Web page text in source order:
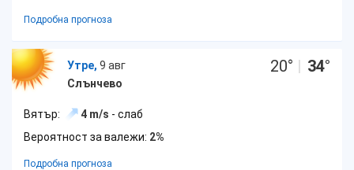
Подробна прогноза
Утре, 9 авг
Слънчево
20° | 34°
Вятър: 4 m/s - слаб
Вероятност за валежи: 2%
Подробна прогноза